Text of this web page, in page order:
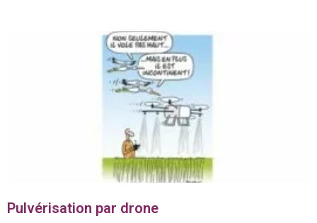
Pulvérisation par drone